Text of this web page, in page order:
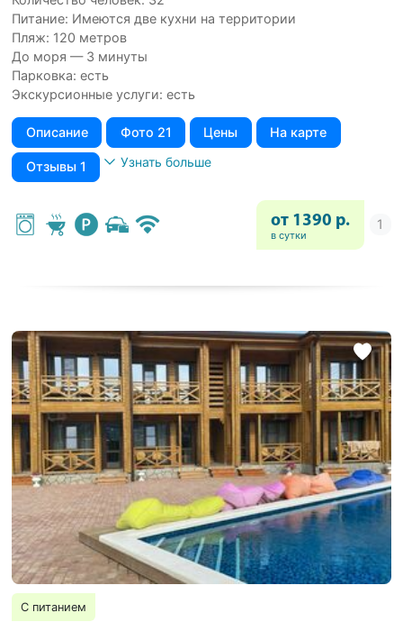
Питание: Имеются две кухни на территории
Пляж: 120 метров
До моря — 3 минуты
Парковка: есть
Экскурсионные услуги: есть
Описание Фото 21 Цены На карте
Отзывы 1 Узнать больше
от 1390 р.
в сутки
С питанием